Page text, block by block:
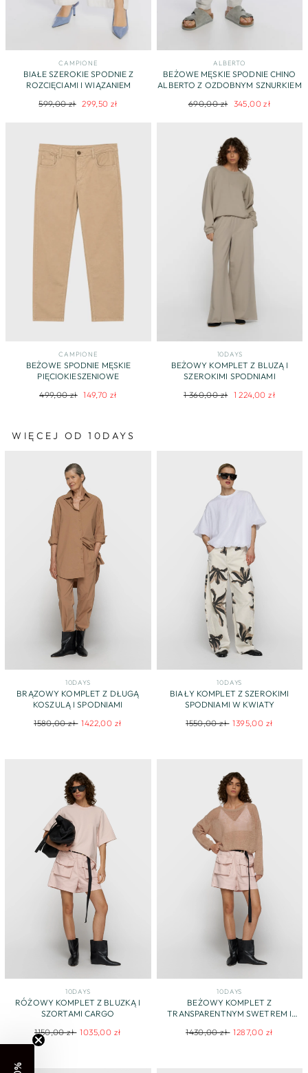
CAMPIONE
BIAŁE SZEROKIE SPODNIE Z
ROZCIĘCIAMI I WIĄZANIEM
Regularna
599,00 zł Cena
299,50 zł
ALBERTO
BEŻOWE MĘSKIE SPODNIE CHINO
ALBERTO Z OZDOBNYM SZNURKIEM
Regularna
690,00 zł
Cena
345,00 zł
CAMPIONE
BEŻOWE SPODNIE MĘSKIE
PIĘCIOKIESZENIOWE
Regularna
499,00 zł Cena
149,70 zł
10DAYS
BEŻOWY KOMPLET Z BLUZĄ I
SZEROKIMI SPODNIAMI
Regularna
1 360,00 zł Cena
1 224,00 zł
WIĘCEJ OD 10DAYS
10DAYS
BRĄZOWY KOMPLET Z DŁUGĄ
KOSZULĄ I SPODNIAMI
Regular
1580,00 zł Sale
1422,00 zł
10DAYS
BIAŁY KOMPLET Z SZEROKIMI
SPODNIAMI W KWIATY
Regular
1550,00 zł Sale
1395,00 zł
10DAYS
RÓŻOWY KOMPLET Z BLUZKĄ I
SZORTAMI CARGO
Regular
price
1150,00 zł Sale
1035,00 zł
10DAYS
BEŻOWY KOMPLET Z
TRANSPARENTNYM SWETREM I
Regular
1430,00 zł Sale
1287,00 zł